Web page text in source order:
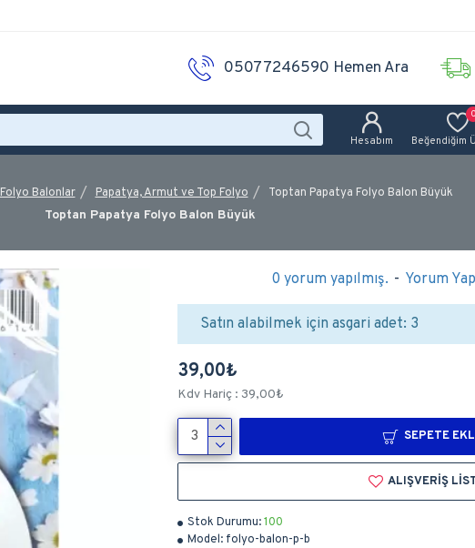
05077246590 Hemen Ara
Hesabım Beğendiğim
0
Folyo Balonlar Papatya, Armut ve Top Folyo Toptan Papatya Folyo Balon Büyük
Toptan Papatya Folyo Balon Büyük
Stok Durumu:100
Model: folyo-balon-p-b
0 yorum yapılmış. - Yorum Yap
39,00₺
Kdv Hariç : 39,00₺
SEPETE
ALIŞVERIŞ
Satın alabilmek için asgari adet: 3